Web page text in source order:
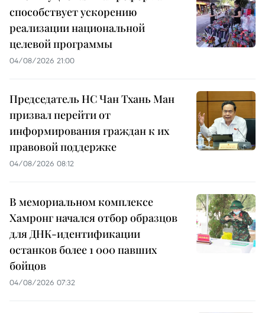
способствует ускорению
реализации национальной
целевой программы
04/08/2026 21:00
Председатель НС Чан Тхань Ман
призвал перейти от
информирования граждан к их
правовой поддержке
04/08/2026 08:12
В мемориальном комплексе
Хамронг начался отбор образцов
для ДНК-идентификации
останков более 1 000 павших
бойцов
04/08/2026 07:32